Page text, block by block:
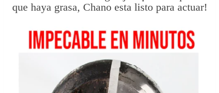
que haya grasa, Chano esta listo para actuar!